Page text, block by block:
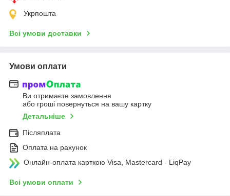
Укрпошта
Всі умови доставки
Умови оплати
Ви отримаєте замовлення
або гроші повернуться на вашу картку
Детальніше
Післяплата
Оплата на рахунок
Онлайн-оплата карткою Visa, Mastercard - LiqPay
Всі умови оплати